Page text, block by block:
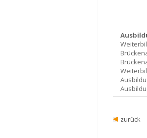
zurück